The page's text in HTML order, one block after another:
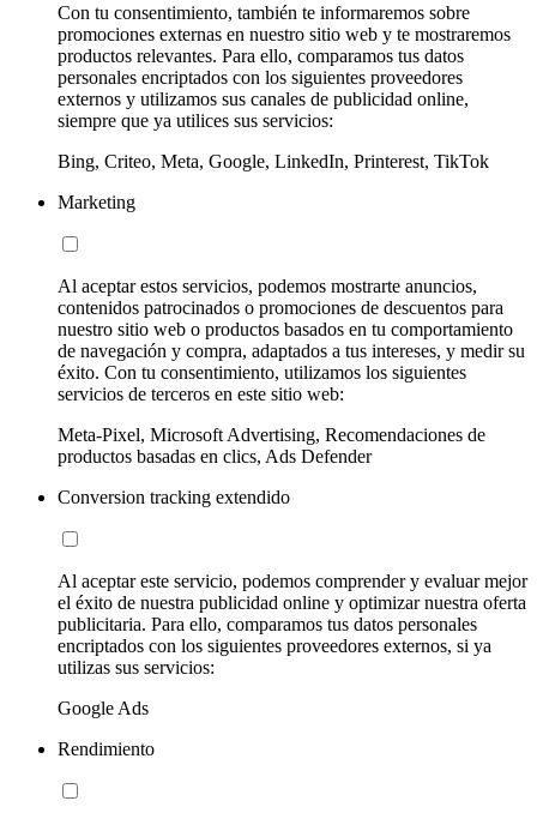
Con tu consentimiento, también te informaremos sobre
promociones externas en nuestro sitio web y te mostraremos
productos relevantes. Para ello, comparamos tus datos
personales encriptados con los siguientes proveedores
externos y utilizamos sus canales de publicidad online,
siempre que ya utilices sus servicios:
Bing, Criteo, Meta, Google, LinkedIn, Printerest, TikTok
Marketing
Al aceptar estos servicios, podemos mostrarte anuncios,
contenidos patrocinados o promociones de descuentos para
nuestro sitio web o productos basados en tu comportamiento
de navegación y compra, adaptados a tus intereses, y medir su
éxito. Con tu consentimiento, utilizamos los siguientes
servicios de terceros en este sitio web:
Meta-Pixel, Microsoft Advertising, Recomendaciones de
productos basadas en clics, Ads Defender
Conversion tracking extendido
Al aceptar este servicio, podemos comprender y evaluar mejor
el éxito de nuestra publicidad online y optimizar nuestra oferta
publicitaria. Para ello, comparamos tus datos personales
encriptados con los siguientes proveedores externos, si ya
utilizas sus servicios:
Google Ads
Rendimiento